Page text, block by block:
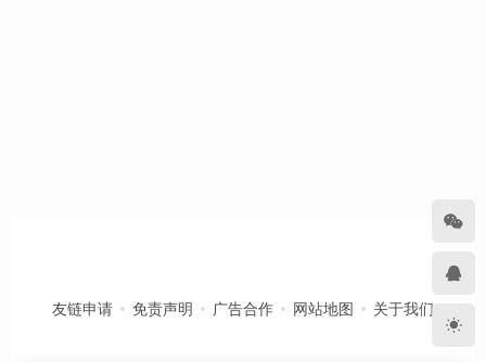
友链申请 免责声明 广告合作 网站地图 关于我们